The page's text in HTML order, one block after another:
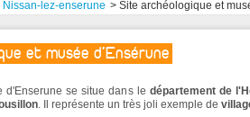
Nissan-lez-enserune > Site archéologique et
et musée d'Ensérune
d'Enserune se situe dans le département de
. Il représente un très joli exemple de